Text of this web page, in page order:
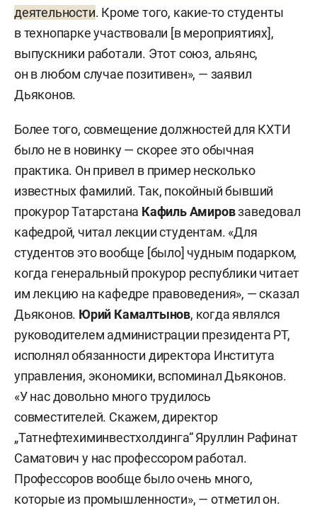
деятельности. Кроме того, какие-то студенты
в технопарке участвовали [в мероприятиях],
выпускники работали. Этот союз, альянс,
он в любом случае позитивен», — заявил
Дьяконов.
Более того, совмещение должностей для КХТИ
было не в новинку — скорее это обычная
практика. Он привел в пример несколько
известных фамилий. Так, покойный бывший
прокурор Татарстана Кафиль Амировзаведовал
кафедрой, читал лекции студентам. «Для
студентов это вообще [было] чудным подарком,
когда генеральный прокурор республики читает
им лекцию на кафедре правоведения», — сказал
Дьяконов. Юрий Камалтынов, когда являлся
руководителем администрации президента РТ,
исполнял обязанности директора Института
управления, экономики, вспоминал Дьяконов.
«У нас довольно много трудилось
совместителей. Скажем, директор
„Татнефтехиминвестхолдинга“ Яруллин Рафинат
Саматович у нас профессором работал.
Профессоров вообще было очень много,
которые из промышленности», — отметил он.